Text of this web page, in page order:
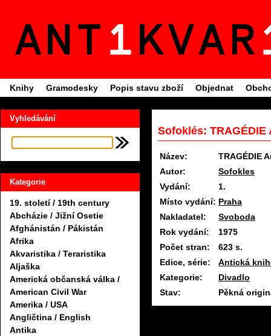
Knihy Gramodesky Popis stavu zboží Objednat
Vyhledávání
Kategorie
19. století / 19th century
Abcházie / Jižní Osetie
Afghánistán / Pákistán
Afrika
Akvaristika / Teraristika
Aljaška
Americká občanská válka /
American Civil War
Amerika / USA
Angličtina / English
Antika
Sofoklés:
Název:
TRAGÉDIE
Autor:
Sofokles
Vydání:
1.
Místo vydání: Praha
Nakladatel:
Svoboda
Rok vydání:
1975
Počet stran:
623 s.
Edice, série:
Antická
Kategorie:
Divadlo
Stav:
Pěkná